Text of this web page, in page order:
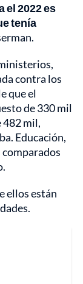
el 2022 es
tenía
contra los
que el
de 330 mil
482 mil,
Educación,
ellos están